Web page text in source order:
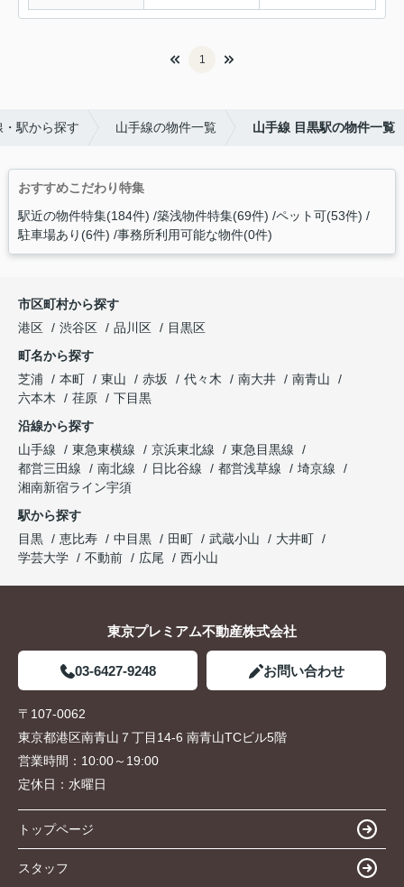
1
・駅から探す 山手線の物件一覧 山手線 目黒駅の物件一覧
おすすめこだわり特集
駅近の物件特集(184件) 築浅物件特集(69件) ペット可(53件)
駐車場あり(6件) 事務所利用可能な物件(0件)
市区町村から探す
港区
渋谷区 品川区
目黒区
町名から探す
芝浦
本町 東山 赤坂 代々木 南大井
南青山
六本木
荏原
下目黒
沿線から探す
山手線
東急東横線 京浜東北線
東急目黒線
都営三田線
南北線 日比谷線 都営浅草線
埼京線
湘南新宿ライン宇須
駅から探す
目黒
恵比寿 中目黒 田町 武蔵小山
大井町
学芸大学
不動前 広尾 西小山
東京プレミアム不動産株式会社
03-6427-9248 お問い合わせ
〒107-0062
東京都港区南青山７丁目14-6 南青山TCビル5階
営業時間： 10:00～19:00
定休日： 水曜日
トップページ
スタッフ